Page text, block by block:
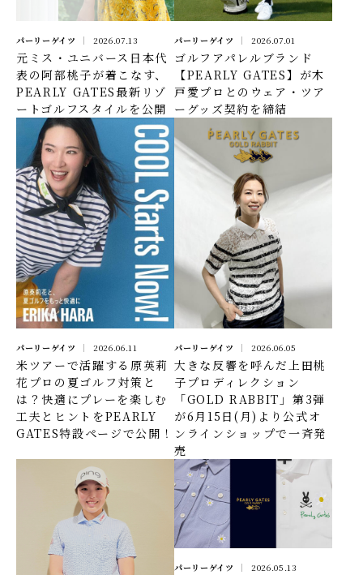
パーリーゲイツ 2026.07.13
元ミス・ユニバース日本代
表の阿部桃子が着こなす、
PEARLY GATES最新リゾ
ートゴルフスタイルを公開
パーリーゲイツ 2026.07.01
ゴルフアパレルブランド
【PEARLY GATES】が木
戸愛プロとのウェア・ツア
ーグッズ契約を締結
パーリーゲイツ 2026.06.11
米ツアーで活躍する原英莉
花プロの夏ゴルフ対策と
は？快適にプレーを楽しむ
工夫とヒントをPEARLY
GATES特設ページで公開！
パーリーゲイツ 2026.06.05
大きな反響を呼んだ上田桃
子プロディレクション
「GOLD RABBIT」第3弾
が6月15日(月)より公式オ
ンラインショップで一斉発
売
パーリーゲイツ 2026.05.13